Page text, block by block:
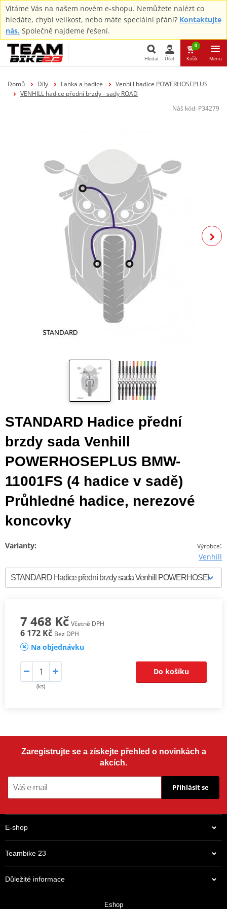
Vítáme Vás na našem novém e-shopu. Nemůžete nalézt co
hledáte, chybí velikost, nebo máte speciální přání? Kontaktujte
nás. Společně najdeme řešení.
Hledat
Hledat Účet
0
Košík Menu
Domů Díly Lanka a hadice
Venhill hadice POWERHOSEPLUS
VENHILL hadice přední brzdy - sady ROAD
Náš kód: P34279
STANDARD Hadice přední
brzdy sada Venhill
POWERHOSEPLUS BMW-
11001FS (4 hadice v sadě)
Průhledné hadice, nerezové
koncovky
Výrobce:
Venhill
Varianty:
7 468 Kč Včetně DPH
6 172 Kč Bez DPH
Na objednávku
(ks)
Do košíku
Zaregistrujte se a získejte přehled o novinkách a
akcích.
Přihlásit se
E-shop
Teambike 23
Důležité informace
Eshop